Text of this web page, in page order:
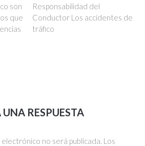
son
que
Responsabilidad del
Conductor Los accidentes de
tráfico
UNA RESPUESTA
no será publicada. Los